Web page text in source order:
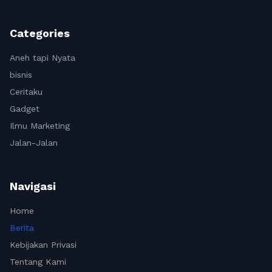
Categories
Aneh tapi Nyata
bisnis
Ceritaku
Gadget
Ilmu Marketing
Jalan-Jalan
Navigasi
Home
Berita
Kebijakan Privasi
Tentang Kami